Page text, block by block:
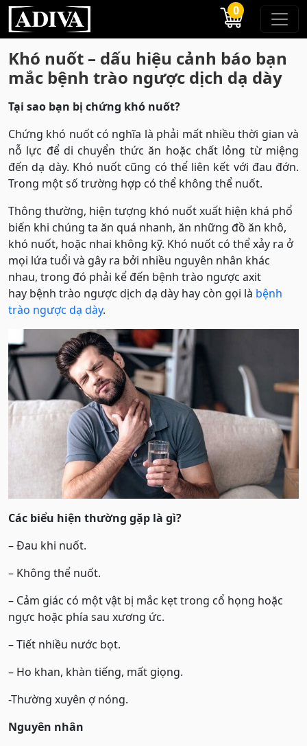
0
Khó nuốt – dấu hiệu cảnh báo bạn
mắc bệnh trào ngược dịch dạ dày
Tại sao bạn bị chứng khó nuốt?
Chứng khó nuốt có nghĩa là phải mất nhiều thời gian và
nỗ lực để di chuyển thức ăn hoặc chất lỏng từ miệng
đến dạ dày. Khó nuốt cũng có thể liên kết với đau đớn.
Trong một số trường hợp có thể không thể nuốt.
Thông thường, hiện tượng khó nuốt xuất hiện khá phổ
biến khi chúng ta ăn quá nhanh, ăn những đồ ăn khô,
khó nuốt, hoặc nhai không kỹ. Khó nuốt có thể xảy ra ở
mọi lứa tuổi và gây ra bởi nhiều nguyên nhân khác
nhau, trong đó phải kể đến bệnh trào ngược axit
hay bệnh trào ngược dịch dạ dày hay còn gọi là bệnh
trào ngược dạ dày.
Các biểu hiện thường gặp là gì?
– Đau khi nuốt.
– Không thể nuốt.
– Cảm giác có một vật bị mắc kẹt trong cổ họng hoặc
ngực hoặc phía sau xương ức.
– Tiết nhiều nước bọt.
– Ho khan, khàn tiếng, mất giọng.
-Thường xuyên ợ nóng.
Nguyên nhân